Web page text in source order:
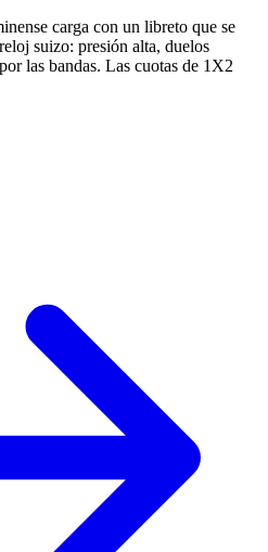
carga con un libreto que se
suizo: presión alta, duelos
las bandas. Las cuotas de 1X2